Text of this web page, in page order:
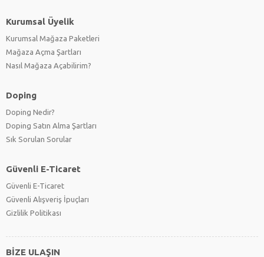
Kurumsal Üyelik
Kurumsal Mağaza Paketleri
Mağaza Açma Şartları
Nasıl Mağaza Açabilirim?
Doping
Doping Nedir?
Doping Satın Alma Şartları
Sık Sorulan Sorular
Güvenli E-Ticaret
Güvenli E-Ticaret
Güvenli Alışveriş İpuçları
Gizlilik Politikası
BİZE ULAŞIN